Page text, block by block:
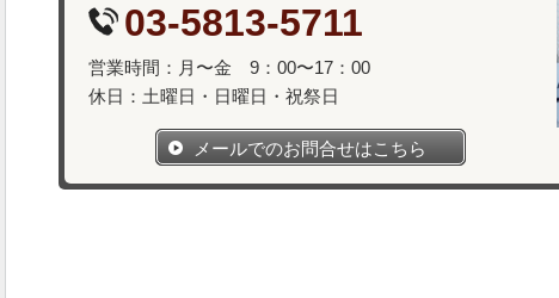
03-5813-5711
営業時間：月〜金 9：00〜17：00
休日：土曜日・日曜日・祝祭日
メールでのお問合せはこちら